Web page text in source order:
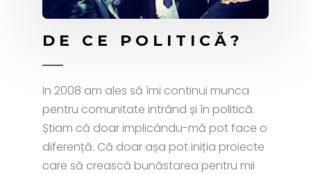
DE CE POLITICĂ?
In 2008 am ales să îmi continui munca
pentru comunitate intrând și în politică.
Știam că doar implicându-mă pot face o
diferență. Că doar așa pot iniția proiecte
care să crească bunăstarea pentru mii